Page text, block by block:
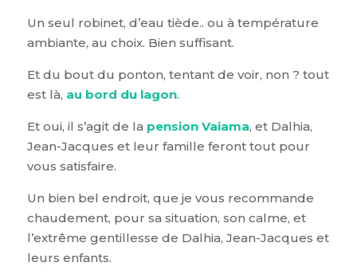
Un seul robinet, d’eau tiède.. ou à température
ambiante, au choix. Bien suffisant.
Et du bout du ponton, tentant de voir, non ? tout
est là, au bord du lagon.
Et oui, il s’agit de la pension Vaiama, et Dalhia,
Jean-Jacques et leur famille feront tout pour
vous satisfaire.
Un bien bel endroit, que je vous recommande
chaudement, pour sa situation, son calme, et
l’extrême gentillesse de Dalhia, Jean-Jacques et
leurs enfants.